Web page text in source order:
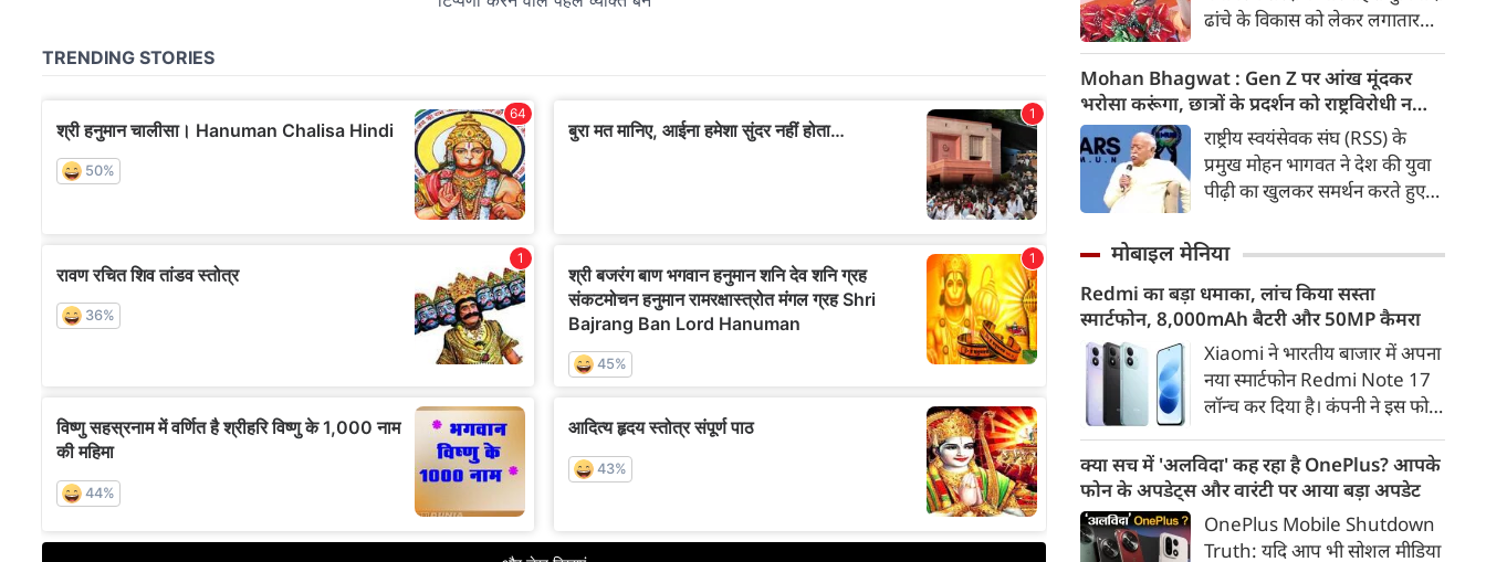
अस्पतालों में रेफर कर बचाना है।
ढांचे के विकास को लेकर लगातार
कड़ी में अब ताजनगरी में यमुना नदी
के किनारों को खूबसूरत, प्रदूषण मुक्त
और उपयोगी बनाने की बड़ी तैयारी
शुरू हो गई है। आगरा के झलकारी
बाई चौराहे से लेकर वेदांत मंदिर के
पास यमुना किनारे (यमुना बैंक साइड)
किया जा रहा है।
Mohan Bhagwat : Gen Z पर आंख मूंदकर
भरोसा करूंगा, छात्रों के प्रदर्शन को राष्ट्रविरोधी न
बताएं, RSS प्रमुख मोहन भागवत का बड़ा बयान, चीन
और पाकिस्तान को लेकर क्या कहा
राष्ट्रीय स्वयंसेवक संघ (RSS) के
प्रमुख मोहन भागवत ने देश की युवा
पीढ़ी का खुलकर समर्थन करते हुए
मूंदकर भरोसा करेंगे। उन्होंने कहा कि
छात्रों को राष्ट्रविरोधी नहीं कहा जाना
चाहिए। युवाओं की बात को दबाने के
बजाय उनके साथ संवाद के जरिए
उनकी चिंताओं को समझने की
जरूरत है।
मोबाइल मेनिया
Redmi का बड़ा धमाका, लांच किया सस्ता
स्मार्टफोन, 8,000mAh बैटरी और 50MP कैमरा
Xiaomi ने भारतीय बाजार में अपना
नया स्मार्टफोन Redmi Note 17
लॉन्च कर दिया है। कंपनी ने इस फोन
डिस्प्ले, 8,000mAh की बड़ी बैटरी
और Qualcomm Snapdragon
चिपसेट के साथ पेश किया है। फोन में
50MP का मेन कैमरा दिया गया है।
क्या सच में 'अलविदा' कह रहा है OnePlus? आपके
फोन के अपडेट्स और वारंटी पर आया बड़ा अपडेट
OnePlus Mobile Shutdown
Truth: यदि आप भी सोशल मीडिया